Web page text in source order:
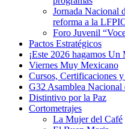
Jornada Nacional
reforma a la
Foro Juvenil
Pactos Estratégicos
¡Este 2026 hagamos
Viernes Muy Mexicano
Cursos, Certificaciones
G32 Asamblea Nacional
Distintivo por la Paz
Cortometrajes
La Mujer del Café